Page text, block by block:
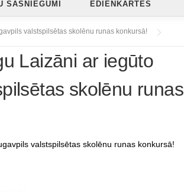
SASNIEGUMI ĒDIENKARTES
valstspilsētas skolēnu runas konkursā!
Laizāni ar iegūto
skolēnu runas
valstspilsētas skolēnu runas konkursā!